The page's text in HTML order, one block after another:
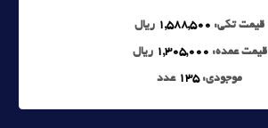
قیمت تکی: 1,588,500 ریال
قیمت عمده: 1,305,000 ریال
موجودی:135 عدد